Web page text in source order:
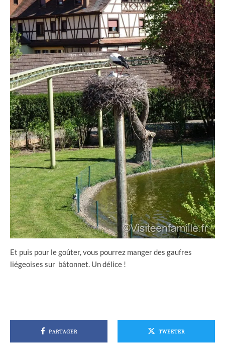
Et puis pour le goûter, vous pourrez manger des gaufres
liégeoises sur bâtonnet. Un délice !
PARTAGER TWEETER